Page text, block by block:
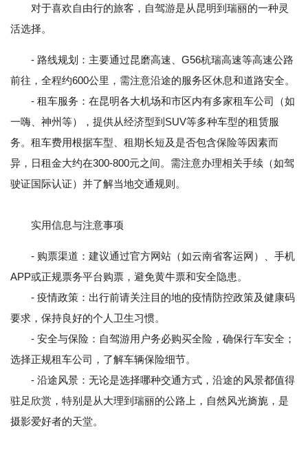
对于喜欢自由行的旅客，自驾游是从昆明到瑞丽的一种灵
活选择。
- 路线规划：主要通过昆磨高速、G56杭瑞高速等高速公路
前往，全程约600公里，需注意沿途的服务区休息和道路安全。
- 租车服务：在昆明各大机场和市区内有多家租车公司（如
一嗨、神州等），提供从经济型到SUV等多种车型的租赁服
务。租车费用根据车型、租期长短及是否包含保险等因素而
异，日租金大约在300-800元之间。需注意办理相关手续（如驾
驶证国际认证）并了解当地交通规则。
实用信息与注意事项
- 购票渠道：建议通过官方网站（如云南省客运网）、手机
APP或正规票务平台购票，避免黄牛票和安全隐患。
- 疫情政策：出行前请关注目的地的疫情防控政策及健康码
要求，保持良好的个人卫生习惯。
- 安全与保险：自驾游用户务必购买全险，确保行车安全；
选择正规租车公司，了解车辆保险细节。
- 沿途风景：无论是选择哪种交通方式，沿途的风景都值得
驻足欣赏，特别是从大理到瑞丽的公路上，自然风光旖旎，是
摄影爱好者的天堂。